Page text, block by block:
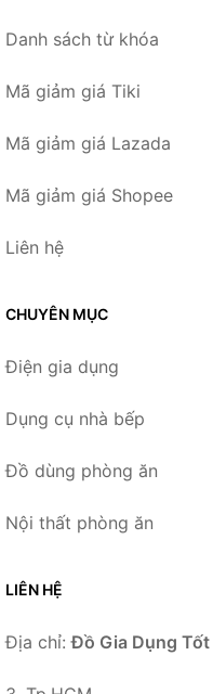
Danh sách từ khóa
Mã giảm giá Tiki
Mã giảm giá Lazada
Mã giảm giá Shopee
Liên hệ
CHUYÊN MỤC
Điện gia dụng
Dụng cụ nhà bếp
Đồ dùng phòng ăn
Nội thất phòng ăn
LIÊN HỆ
Địa chỉ:Đồ Gia Dụng Tốt